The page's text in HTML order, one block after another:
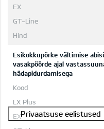
Esikokkupõrke vältimise
vasakpöörde ajal
hädapidurdamisega